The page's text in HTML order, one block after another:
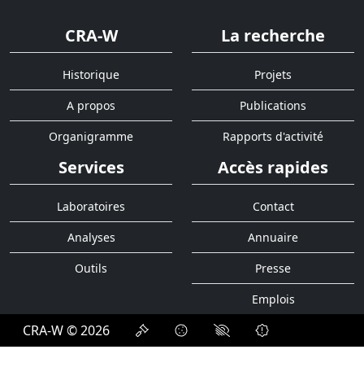
CRA-W
Historique
A propos
Organigramme
La recherche
Projets
Publications
Rapports d'activité
Services
Laboratoires
Analyses
Outils
Accès rapides
Contact
Annuaire
Presse
Emplois
CRA-W © 2026